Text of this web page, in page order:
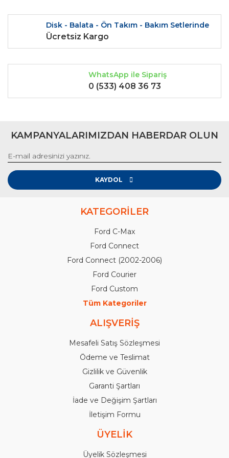
Disk - Balata - Ön Takım - Bakım Setlerinde
Ücretsiz Kargo
WhatsApp ile Sipariş
0 (533) 408 36 73
KAMPANYALARIMIZDAN HABERDAR OLUN
KAYDOL
KATEGORİLER
Ford C-Max
Ford Connect
Ford Connect (2002-2006)
Ford Courier
Ford Custom
Tüm Kategoriler
ALIŞVERİŞ
Mesafeli Satış Sözleşmesi
Ödeme ve Teslimat
Gizlilik ve Güvenlik
Garanti Şartları
İade ve Değişim Şartları
İletişim Formu
ÜYELİK
Üyelik Sözleşmesi